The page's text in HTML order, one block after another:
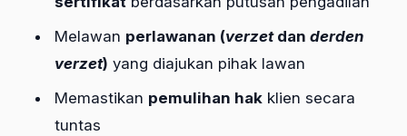
Melawan perlawanan (verzetdan derden
verzet) yang diajukan pihak lawan
Memastikan pemulihan hak klien secara
tuntas